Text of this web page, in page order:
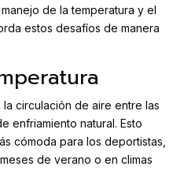
de la temperatura y el
estos desafíos de manera
circulación de aire entre las
enfriamiento natural. Esto
cómoda para los deportistas,
de verano o en climas